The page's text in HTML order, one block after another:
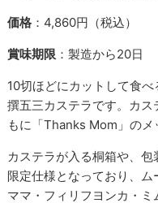
価格 ：4,860円（税込）
賞味期限 ：製造から20日
10切ほどにカットして食
撰五三カステラです。カ
もに「Thanks Mom」のメ
カステラが入る桐箱や、
限定仕様となっており、
ママ・フィリフヨンカ・